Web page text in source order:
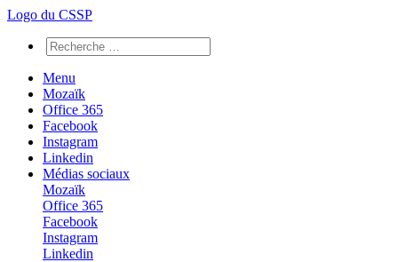
Logo du CSSP
Menu
Mozaïk
Office 365
Facebook
Instagram
Linkedin
Médias sociaux
Mozaïk
Office 365
Facebook
Instagram
Linkedin